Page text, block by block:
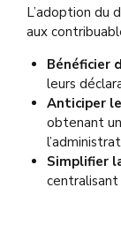
L’adoption du
aux
Bénéficier
leurs
Anticiper
obtenant
Simplifier
centralisant